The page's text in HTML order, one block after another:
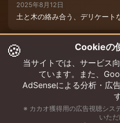
2025年8月12日
土と木の絡み合う、デリケート
2025年8月12日
本日は、木と水の絶妙な相生
🍪 Cookieの
当サイトでは、サービス
ています。また、
AdSenseによる分析・広
※ カカオ獲得用の広告視聴シス
いただ